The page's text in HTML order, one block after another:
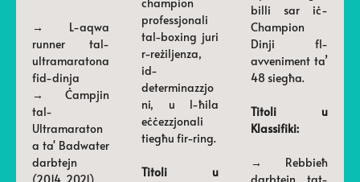
→ L-aqwa
runner tal-
ultramaratona
fid-dinja
→ Ċampjin
tal-
Ultramaraton
a ta' Badwater
darbtejn
professjonali
tal-boxing juri
r-reżiljenza,
id-
determinazzjo
ni, u l-ħila
eċċezzjonali
tiegħu fir-ring.
Titoli u
billi sar iċ-
Champion
Dinji fl-
avveniment ta’
48 siegħa.
Titoli u
Klassifiki:
→ Rebbieħ